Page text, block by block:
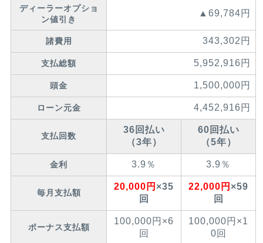
ディーラーオプショ
ン値引き
▲69,784円
諸費用 343,302円
支払総額 5,952,916円
頭金 1,500,000円
ローン元金 4,452,916円
支払回数
36回払い
（3年）
60回払い
（5年）
金利 3.9％ 3.9％
毎月支払額
20,000円 ×35
回
22,000円 ×59
回
ボーナス支払額
100,000円×6
回
100,000円×1
0回